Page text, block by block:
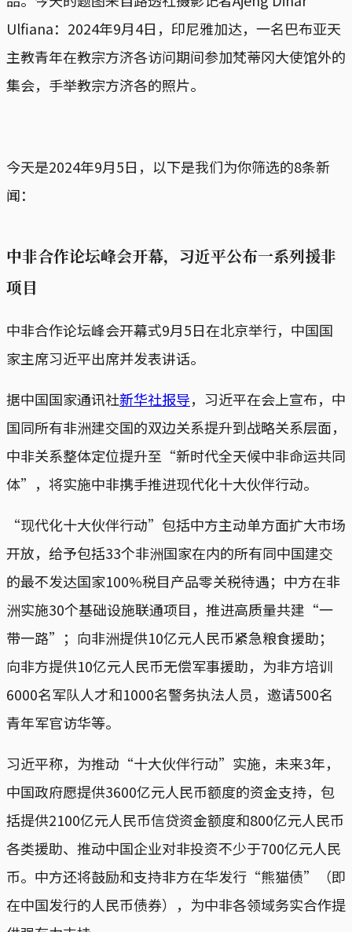
Ulfiana：2024年9月4日，印尼雅加达，一名巴布亚天
主教青年在教宗方济各访问期间参加梵蒂冈大使馆外的
集会，手举教宗方济各的照片。
今天是2024年9月5日，以下是我们为你筛选的8条新
闻：
中非合作论坛峰会开幕，习近平公布一系列援非
项目
中非合作论坛峰会开幕式9月5日在北京举行，中国国
家主席习近平出席并发表讲话。
据中国国家通讯社新华社报导，习近平在会上宣布，中
国同所有非洲建交国的双边关系提升到战略关系层面，
中非关系整体定位提升至“新时代全天候中非命运共同
体”，将实施中非携手推进现代化十大伙伴行动。
“现代化十大伙伴行动”包括中方主动单方面扩大市场
开放，给予包括33个非洲国家在内的所有同中国建交
的最不发达国家100%税目产品零关税待遇；中方在非
洲实施30个基础设施联通项目，推进高质量共建“一
带一路”；向非洲提供10亿元人民币紧急粮食援助；
向非方提供10亿元人民币无偿军事援助，为非方培训
6000名军队人才和1000名警务执法人员，邀请500名
青年军官访华等。
习近平称，为推动“十大伙伴行动”实施，未来3年，
中国政府愿提供3600亿元人民币额度的资金支持，包
括提供2100亿元人民币信贷资金额度和800亿元人民币
各类援助、推动中国企业对非投资不少于700亿元人民
币。中方还将鼓励和支持非方在华发行“熊猫债”（即
在中国发行的人民币债券），为中非各领域务实合作提